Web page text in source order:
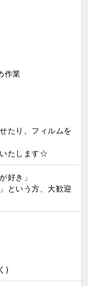
作業
たり、フィルムを
たします☆
好き」
という方、大歓迎
)